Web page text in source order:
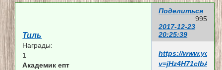
Поделиться
995
2017-12-23
20:25:39
Тиль
Награды:
1
Академик епт
https://
v=jHz4H71cIbA